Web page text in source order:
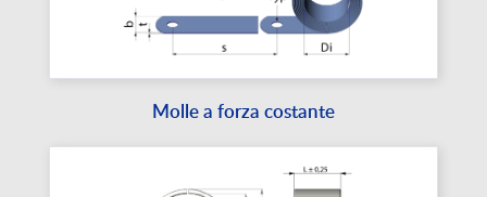
Molle a forza costante